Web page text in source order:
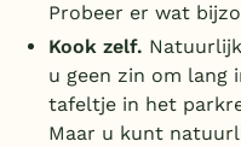
Probeer er wat
Kook zelf.
u geen zin om lang
tafeltje in het
Maar u kunt